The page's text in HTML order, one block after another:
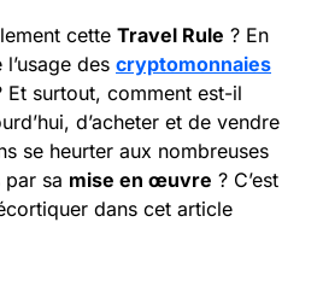
cette Travel Rule ? En
des cryptomonnaies
Et surtout, comment est-il
d’acheter et de vendre
se heurter aux nombreuses
sa mise en œuvre ? C’est
dans cet article